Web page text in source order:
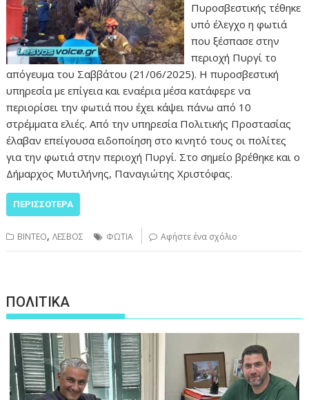
Πυροσβεστικής τέθηκε
υπό έλεγχο η φωτιά
που ξέσπασε στην
περιοχή Πυργί το
απόγευμα του Σαββάτου (21/06/2025). Η πυροσβεστική
υπηρεσία με επίγεια και εναέρια μέσα κατάφερε να
περιορίσει την φωτιά που έχει κάψει πάνω από 10
στρέμματα ελιές. Από την υπηρεσία Πολιτικής Προστασίας
έλαβαν επείγουσα ειδοποίηση στο κινητό τους οι πολίτες
για την φωτιά στην περιοχή Πυργί. Στο σημείο βρέθηκε και ο
Δήμαρχος Μυτιλήνης, Παναγιώτης Χριστόφας.
ΠΕΡΙΣΣΌΤΕΡΑ
ΒΙΝΤΕΟ,ΛΕΣΒΟΣ ΦΩΤΙΑ Αφήστε ένα σχόλιο
ΠΟΛΙΤΙΚΑ